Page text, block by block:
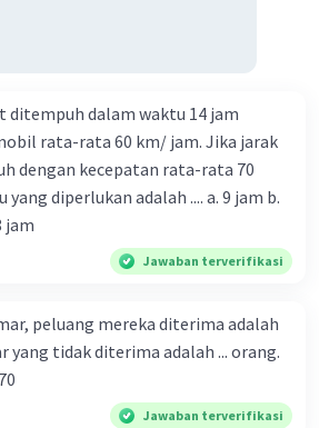
ditempuh dalam waktu 14 jam
rata-rata 60 km/ jam. Jika jarak
dengan kecepatan rata-rata 70
diperlukan adalah .... a. 9 jam b.
d. 18 jam
Jawaban terverifikasi
peluang mereka diterima adalah
yang tidak diterima adalah ... orang.
Jawaban terverifikasi